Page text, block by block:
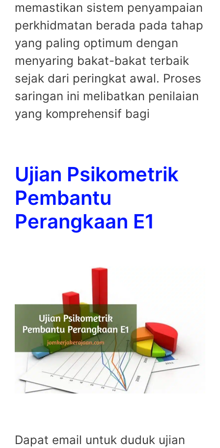
memastikan sistem penyampaian
perkhidmatan berada pada tahap
yang paling optimum dengan
menyaring bakat-bakat terbaik
sejak dari peringkat awal. Proses
saringan ini melibatkan penilaian
yang komprehensif bagi
Ujian Psikometrik
Pembantu
Perangkaan E1
Dapat email untuk duduk ujian